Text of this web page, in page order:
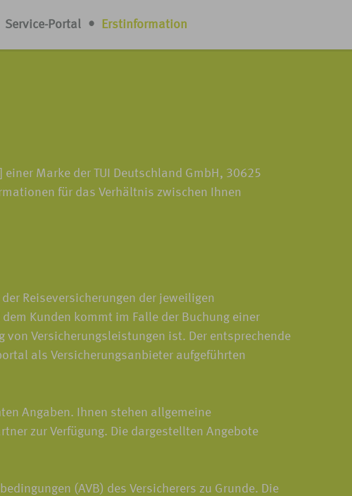
Service-Portal • Erstinformation
Marke der TUI Deutschland GmbH, 30625
für das Verhältnis zwischen Ihnen
Reiseversicherungen der jeweiligen
Kunden kommt im Falle der Buchung einer
von Versicherungsleistungen ist. Der entsprechende
als Versicherungsanbieter aufgeführten
Angaben. Ihnen stehen allgemeine
zur Verfügung. Die dargestellten Angebote
(AVB) des Versicherers zu Grunde. Die